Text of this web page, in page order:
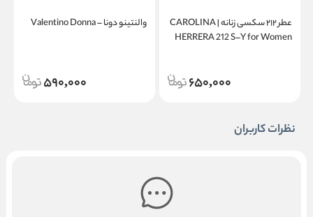
عطر ۲۱۲ سکسی زنانه | CAROLINA
HERRERA 212 S–Y for Women
650,000
والنتینو دونا – Valentino Donna
590,000
نظرات کاربران